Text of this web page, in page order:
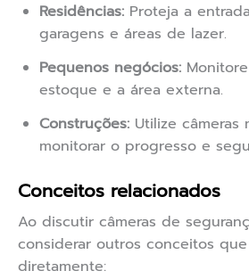
Residências: Proteja a
garagens e áreas de lazer.
Pequenos negócios:
estoque e a área externa.
Construções: Utilize câmeras
monitorar o progresso e
Conceitos relacionados
Ao discutir câmeras de
considerar outros conceitos
diretamente: